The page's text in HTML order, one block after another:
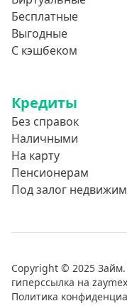
Бесплатные
Выгодные
С кэшбеком
Кредиты
Без справок
Наличными
На карту
Пенсионерам
Под залог
Copyright © 2025
гиперссылка на
Политика